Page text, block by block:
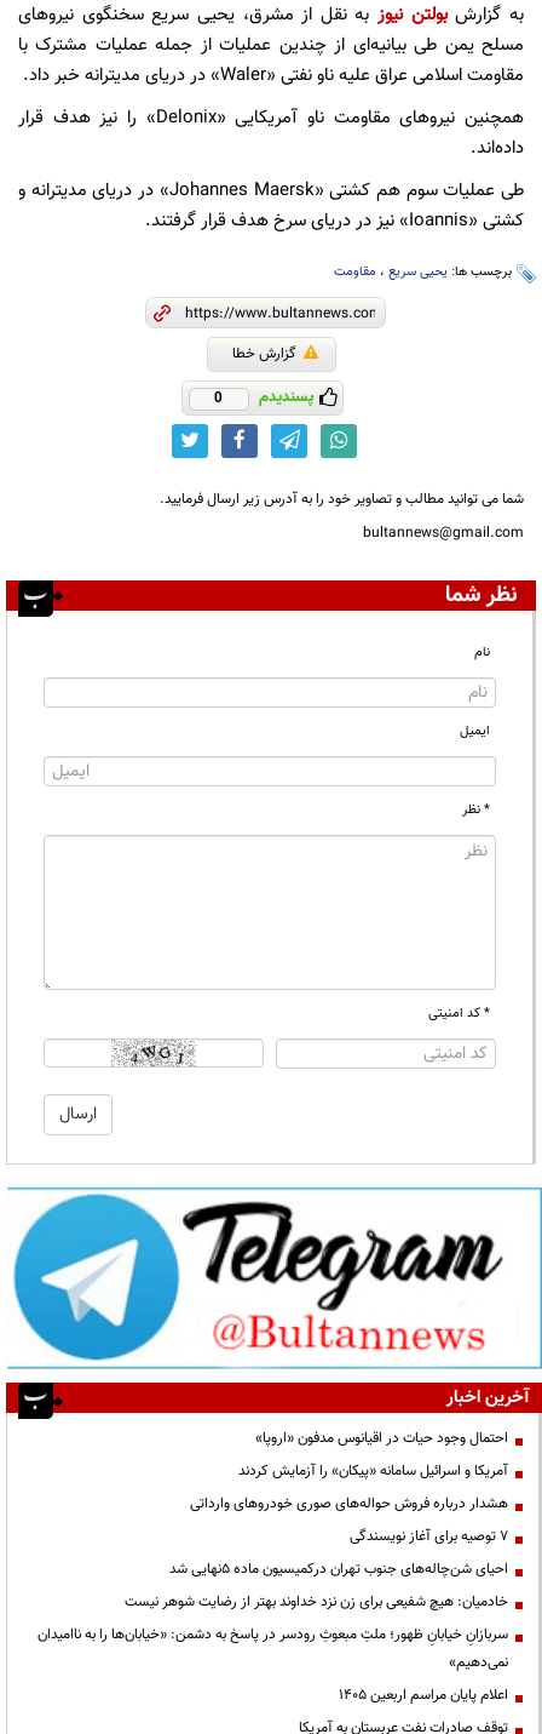
به گزارشبولتن نیوزبه نقل از مشرق، یحیی سریع سخنگوی نیروهای
مسلح یمن طی بیانیه‌ای از چندین عملیات از جمله عملیات مشترک با
مقاومت اسلامی عراق علیه ناو نفتی «Waler» در دریای مدیترانه خبر داد.
همچنین نیروهای مقاومت ناو آمریکایی «Delonix» را نیز هدف قرار
داده‌اند.
طی عملیات سوم هم کشتی «Johannes Maersk» در دریای مدیترانه و
کشتی «Ioannis» نیز در دریای سرخ هدف قرار گرفتند.
برچسب ها: یحیی سریع ، مقاومت
گزارش خطا
پسندیدم 0
شما می توانید مطالب و تصاویر خود را به آدرس زیر ارسال فرمایید.
bultannews@gmail.com
نظر شما
نام
ایمیل
* نظر
* کد امنیتی
آخرین اخبار
احتمال وجود حیات در اقیانوس مدفون «اروپا»
آمریکا و اسرائیل سامانه «پیکان» را آزمایش کردند
هشدار درباره فروش حواله‌های صوری خودروهای وارداتی
۷ توصیه برای آغاز نویسندگی
احیای شن‌چاله‌های جنوب تهران درکمیسیون ماده ۵نهایی شد
خادمیان: هیچ شفیعی برای زن نزد خداوند بهتر از رضایت شوهر نیست
سربازانِ خیابانِ ظهور؛ ملتِ مبعوثِ رودسر در پاسخ به دشمن: «خیابان‌ها را به ناامیدان
نمی‌دهیم»
اعلام پایان مراسم اربعین ۱۴۰۵
توقف صادرات نفت عربستان به آمریکا